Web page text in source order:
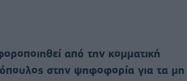
από την κομματική
στην ψηφοφορία για τα μη